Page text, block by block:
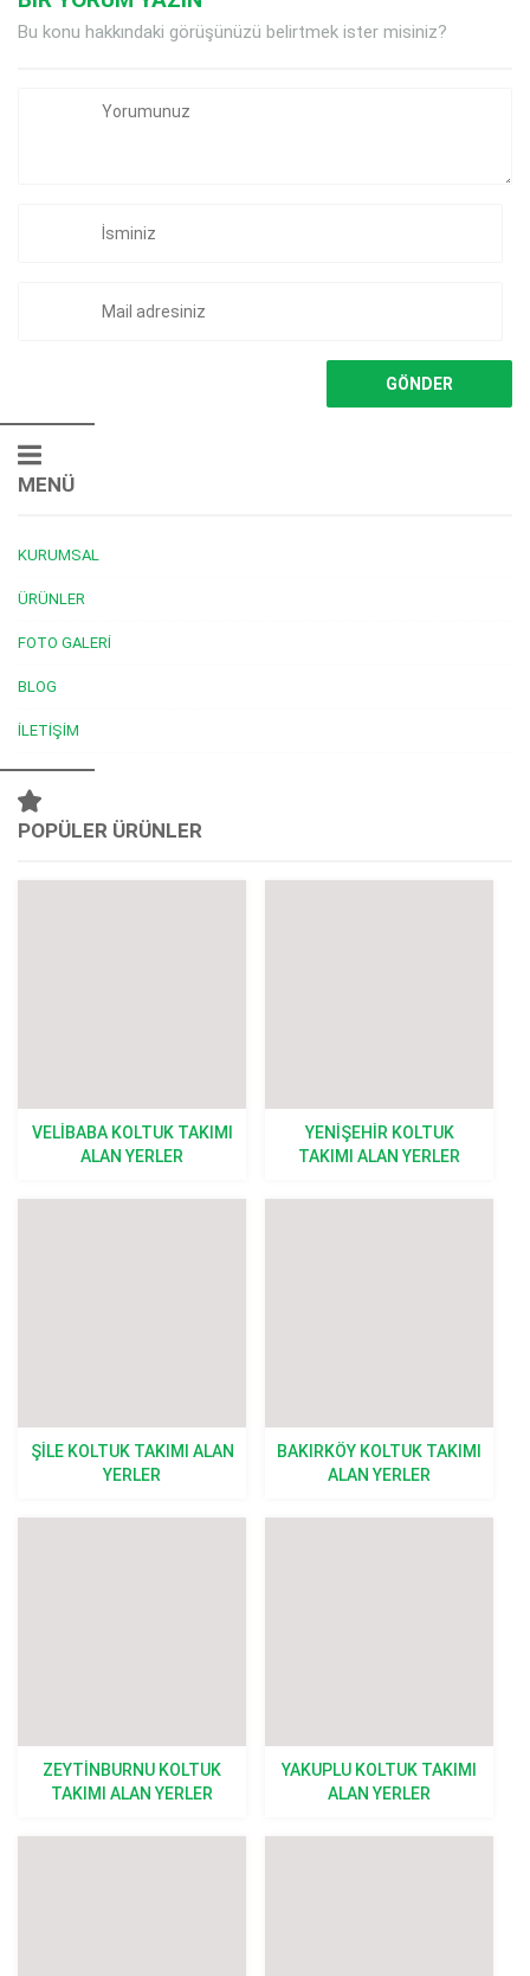
Bu konu hakkındaki görüşünüzü belirtmek ister misiniz?
MENÜ
KURUMSAL
ÜRÜNLER
FOTO GALERI
BLOG
İLETIŞIM
POPÜLER ÜRÜNLER
VELIBABA KOLTUK TAKIMI
ALAN YERLER
YENIŞEHIR KOLTUK
TAKIMI ALAN YERLER
ŞILE KOLTUK TAKIMI ALAN
YERLER
BAKIRKÖY KOLTUK TAKIMI
ALAN YERLER
ZEYTINBURNU KOLTUK
TAKIMI ALAN YERLER
YAKUPLU KOLTUK TAKIMI
ALAN YERLER